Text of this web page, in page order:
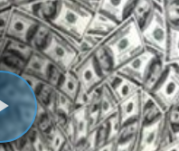
Videoyu